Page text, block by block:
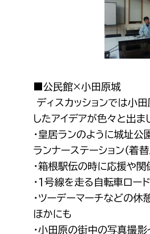
■公民館×小田原城
ディスカッションでは小
したアイデアが色々と出ま
・皇居ランのように城址
ランナーステーション（着
・箱根駅伝の時に応援や
・1号線を走る自転車ロー
・ツーデーマーチなどの休
ほかにも
・小田原の街中の写真撮